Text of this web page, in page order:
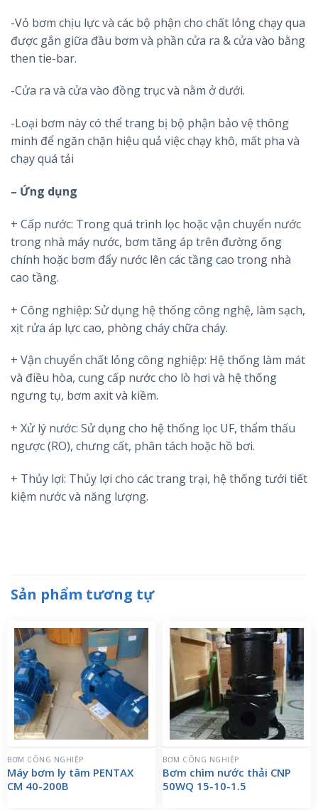
-Vỏ bơm chịu lực và các bộ phận cho chất lỏng chạy qua
được gắn giữa đầu bơm và phần cửa ra & cửa vào bằng
then tie-bar.
-Cửa ra và cửa vào đồng trục và nằm ở dưới.
-Loại bơm này có thể trang bị bộ phận bảo vệ thông
minh để ngăn chặn hiệu quả việc chạy khô, mất pha và
chạy quá tải
– Ứng dụng
+ Cấp nước: Trong quá trình lọc hoặc vận chuyển nước
trong nhà máy nước, bơm tăng áp trên đường ống
chính hoặc bơm đẩy nước lên các tầng cao trong nhà
cao tầng.
+ Công nghiệp: Sử dụng hệ thống công nghệ, làm sạch,
xịt rửa áp lực cao, phòng cháy chữa cháy.
+ Vận chuyển chất lỏng công nghiệp: Hệ thống làm mát
và điều hòa, cung cấp nước cho lò hơi và hệ thống
ngưng tụ, bơm axit và kiềm.
+ Xử lý nước: Sử dụng cho hệ thống lọc UF, thẩm thấu
ngược (RO), chưng cất, phân tách hoặc hồ bơi.
+ Thủy lợi: Thủy lợi cho các trang trại, hệ thống tưới tiết
kiệm nước và năng lượng.
Sản phẩm tương tự
BƠM CÔNG NGHIỆP
Máy bơm ly tâm PENTAX
CM 40-200B
BƠM CÔNG NGHIỆP
Bơm chìm nước thải CNP
50WQ 15-10-1.5